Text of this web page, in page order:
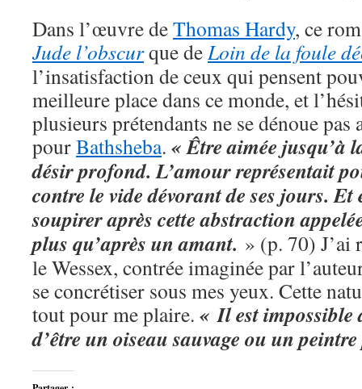
Dans l’œuvre deThomas Hardy, ce
Jude l’obscurque deLoin de la foule
l’insatisfaction de ceux qui pensent
meilleure place dans ce monde, et
plusieurs prétendants ne se dénoue
pourBathsheba. « Être aimée jusqu’à
désir profond. L’amour représentait
contre le vide dévorant de ses jours.
soupirer après cette abstraction
plus qu’après un amant. » (p. 70) J’ai
le Wessex, contrée imaginée par
se concrétiser sous mes yeux. Cette
tout pour me plaire. « Il est impossible
d’être un oiseau sauvage ou un